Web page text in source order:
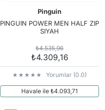
Pinguin
PINGUIN POWER MEN HALF ZIP
SIYAH
₺4.535,96
₺4.309,16
Yorumlar (0.0)
Havale ile ₺4.093,71